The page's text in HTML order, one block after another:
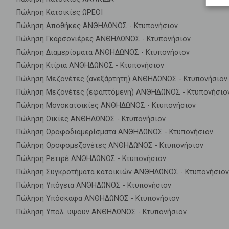
Πώληση Κατοικίες ΩΡΕΟΙ
Πώληση Αποθήκες ΑΝΘΗΔΩΝΟΣ - Κτυπονήσιον
Πώληση Γκαρσονιέρες ΑΝΘΗΔΩΝΟΣ - Κτυπονήσιον
Πώληση Διαμερίσματα ΑΝΘΗΔΩΝΟΣ - Κτυπονήσιον
Πώληση Κτίρια ΑΝΘΗΔΩΝΟΣ - Κτυπονήσιον
Πώληση Μεζονέτες (ανεξάρτητη) ΑΝΘΗΔΩΝΟΣ - Κτυπονήσιον
Πώληση Μεζονέτες (εφαπτόμενη) ΑΝΘΗΔΩΝΟΣ -
Πώληση Μονοκατοικίες ΑΝΘΗΔΩΝΟΣ - Κτυπονήσιον
Πώληση Οικίες ΑΝΘΗΔΩΝΟΣ - Κτυπονήσιον
Πώληση Οροφοδιαμερίσματα ΑΝΘΗΔΩΝΟΣ - Κτυπονήσιον
Πώληση Οροφομεζονέτες ΑΝΘΗΔΩΝΟΣ - Κτυπονήσιον
Πώληση Ρετιρέ ΑΝΘΗΔΩΝΟΣ - Κτυπονήσιον
Πώληση Συγκροτήματα κατοικιών ΑΝΘΗΔΩΝΟΣ - Κτυπονήσιον
Πώληση Υπόγεια ΑΝΘΗΔΩΝΟΣ - Κτυπονήσιον
Πώληση Υπόσκαφα ΑΝΘΗΔΩΝΟΣ - Κτυπονήσιον
Πώληση Υπολ. υψουν ΑΝΘΗΔΩΝΟΣ - Κτυπονήσιον